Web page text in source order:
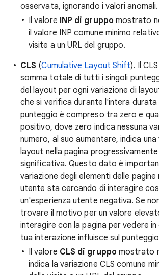
osservata, ignorando i valori anomali.
Il valore INP di gruppo mostrato
il valore INP comune minimo
visite a un URL del gruppo.
CLS (Cumulative Layout Shift). Il
somma totale di tutti i singoli
del layout per ogni variazione di
che si verifica durante l'intera durata
punteggio è compreso tra zero e
positivo, dove zero indica nessuna
numero, al suo aumentare, indica
layout nella pagina progressivamente
significativa. Questo dato è
variazione degli elementi delle pagine
utente sta cercando di interagire
un'esperienza utente negativa. Se
trovare il motivo per un valore
interagire con la pagina per vedere
tua interazione influisce sul
Il valore CLS di gruppo mostrato
indica la variazione CLS comune